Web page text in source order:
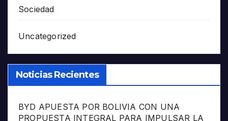
Sociedad
Uncategorized
Noticias Recientes
BYD APUESTA POR BOLIVIA CON UNA
PROPUESTA INTEGRAL PARA IMPULSAR LA